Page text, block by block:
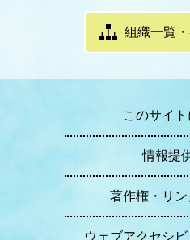
組織一覧
このサイ
情報提
著作権・リ
ウェブアクセシ